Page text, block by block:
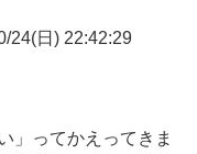
24(日) 22:42:29
」ってかえってきま